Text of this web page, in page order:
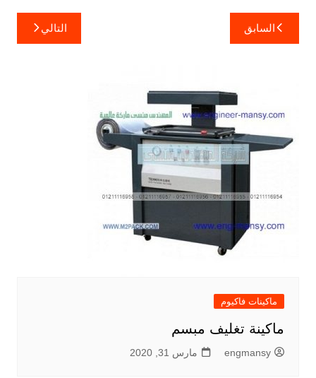
تصفّح
المقالات
السابق التالي
ماكينات فاكيوم
ماكينة تغليف مبسم
engmansy مارس 31, 2020